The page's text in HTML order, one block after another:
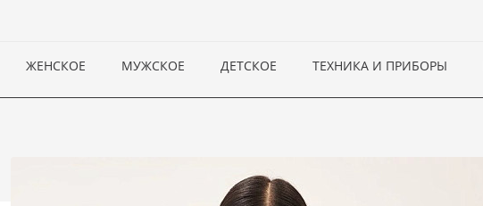
ЖЕНСКОЕ МУЖСКОЕ ДЕТСКОЕ ТЕХНИКА И ПРИБОРЫ